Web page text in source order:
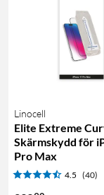
Linocell
Elite Extreme
Skärmskydd för
Pro Max
4.5 (40)